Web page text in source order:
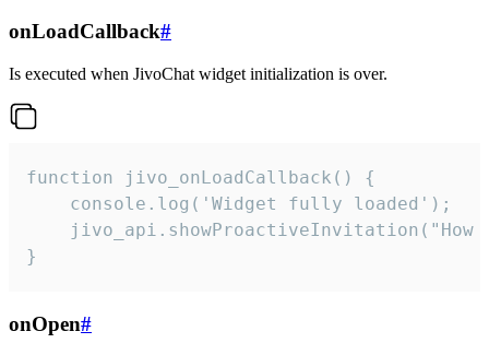
onLoadCallback#
Is executed when JivoChat widget initialization is over.
function jivo_onLoadCallback() {
    console.log('Widget fully loaded');
jivo_api.showProactiveInvitation("How
}
onOpen#